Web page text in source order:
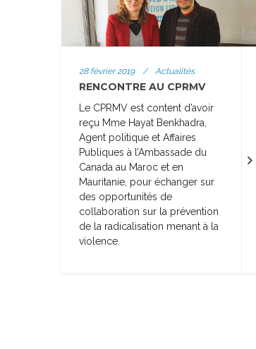
28 février 2019 / Actualités
RENCONTRE AU CPRMV
Le CPRMV est content d’avoir
reçu Mme Hayat Benkhadra,
Agent politique et Affaires
Publiques à l’Ambassade du
Canada au Maroc et en
Mauritanie, pour échanger sur
des opportunités de
collaboration sur la prévention
de la radicalisation menant à la
violence.